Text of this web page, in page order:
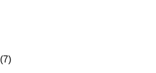
(7)